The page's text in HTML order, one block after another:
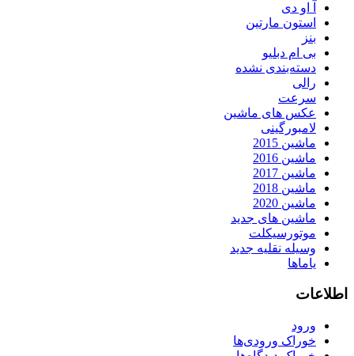
آ او دی
استون مارتین
بنز
بی ام دبلیو
دسته‌بندی نشده
رالی
سرعت
عکس های ماشین
لامبورگینی
ماشین 2015
ماشین 2016
ماشین 2017
ماشین 2018
ماشین 2020
ماشین های جدید
موتورسیکلت
وسیله نقلیه جدید
یاماها
اطلاعات
ورود
خوراک ورودی‌ها